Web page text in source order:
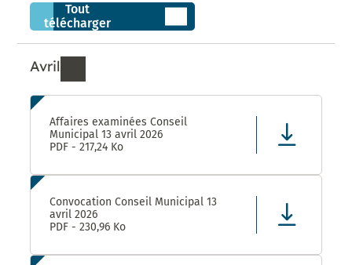
Tout
télécharger
Avril
Ressources de Avril 2026
Affaires examinées Conseil
Municipal 13 avril 2026
PDF - 217,24 Ko
Convocation Conseil Municipal 13
avril 2026
PDF - 230,96 Ko